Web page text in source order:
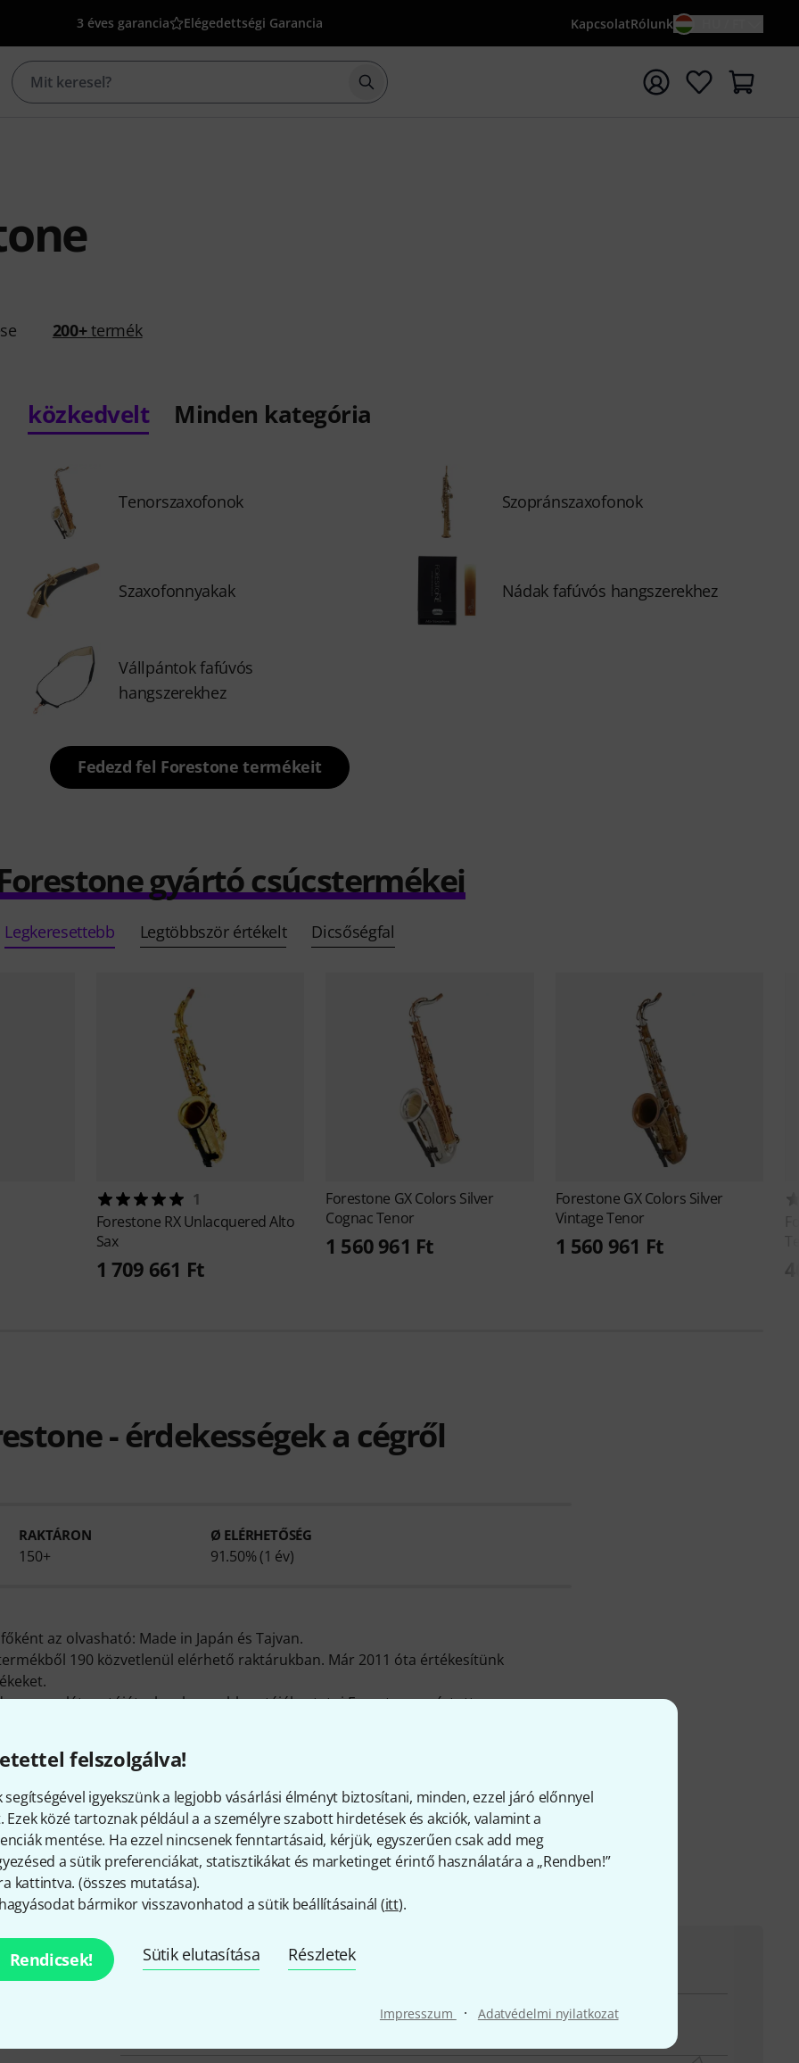
felszolgálva!
segítségével igyekszünk a legjobb vásárlási élményt biztosítani, minden, ezzel járó előnnyel
Ezek közé tartoznak például a a személyre szabott hirdetések és akciók, valamint a
mentése. Ha ezzel nincsenek fenntartásaid, kérjük, egyszerűen csak add meg
a sütik preferenciákat, statisztikákat és marketinget érintő használatára a „Rendben!”
kattintva. (összes mutatása).
bármikor visszavonhatod a sütik beállításainál (itt).
Rendicsek! Sütik elutasítása Részletek
Impresszum · Adatvédelmi nyilatkozat
3 éves garancia Elégedettségi Garancia KapcsolatRólunk
Keresés indítása {searchTerm} keresőszóval
200+termék
közkedvelt Minden kategória
Tenorszaxofonok Szopránszaxofonok
Szaxofonnyakak Nádak fafúvós hangszerekhez
Vállpántok fafúvós
hangszerekhez
Fedezd fel Forestone termékeit
gyártó csúcstermékei
Legkeresettebb Legtöbbször értékelt Dicsőségfal
1
Forestone RX Unlacquered Alto
Sax
1 709 661 Ft
Forestone GX Colors Silver
Cognac Tenor
1 560 961 Ft
Forestone GX Colors Silver
Vintage Tenor
1 560 961 Ft
- érdekességek a cégről
RAKTÁRON
150+
Ø ELÉRHETŐSÉG
91.50% (1 év)
az olvasható: Made in Japán és Tajvan.
190 közvetlenül elérhető raktárukban. Már 2011 óta értékesítünk
egyes látogatóját a legalaposabban tájékoztatni Forestone gyártotta
vásárlóinktól biztosít.
találsz bővebb tájékoztatást: http://www.forestonejapan.com
Így érhetsz el minket
Ügyfélszolgálatunk minden kérdés és észrevétel esetén örömmel áll rendelkezésedre